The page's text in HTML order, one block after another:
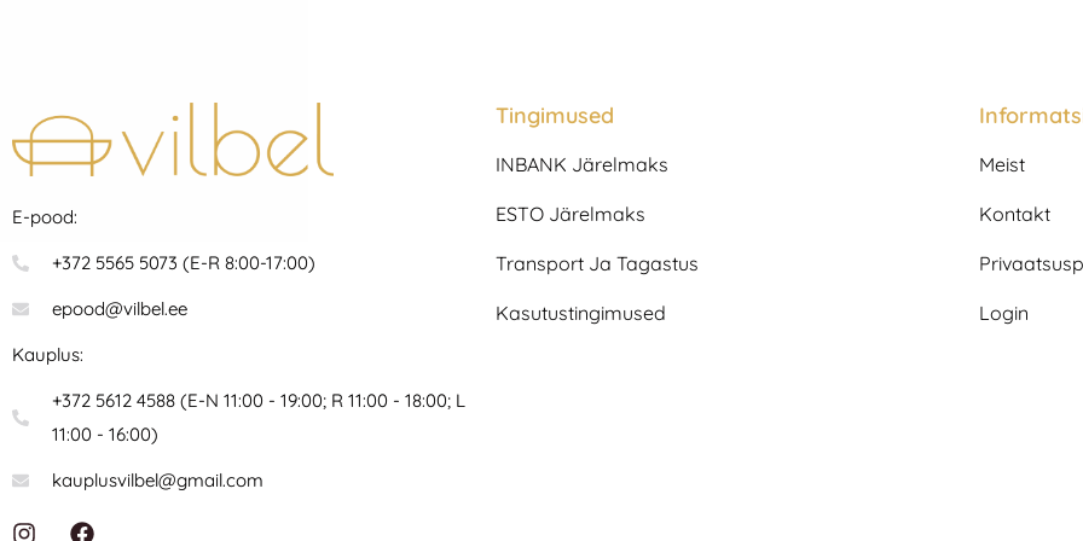
E-pood:
+372 5565 5073 (E-R 8:00-17:00)
epood@vilbel.ee
Kauplus:
+372 5612 4588 (E-N 11:00 - 19:00; R 11:00 - 18:00; L
11:00 - 16:00)
kauplusvilbel@gmail.com
I F
Tingimused
INBANK Järelmaks
ESTO Järelmaks
Transport Ja Tagastus
Kasutustingimused
Meist
Kontakt
Login